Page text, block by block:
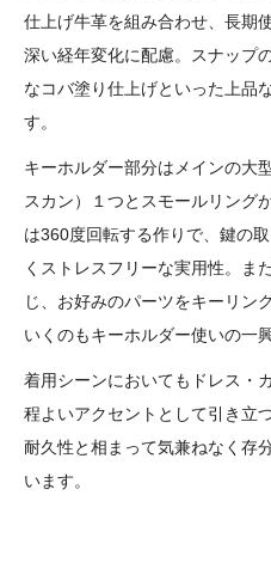
仕上げ牛革を組み合わせ、長期
深い経年変化に配慮。スナップ
なコバ塗り仕上げといった上品
す。
キーホルダー部分はメインの大
スカン）１つとスモールリング
は360度回転する作りで、鍵の
くストレスフリーな実用性。ま
じ、お好みのパーツをキーリン
いくのもキーホルダー使いの一興
着用シーンにおいてもドレス・
程よいアクセントとして引き立
耐久性と相まって気兼ねなく存
います。